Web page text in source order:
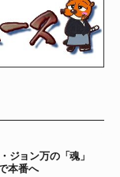
ジョン万の「魂」
本番へ